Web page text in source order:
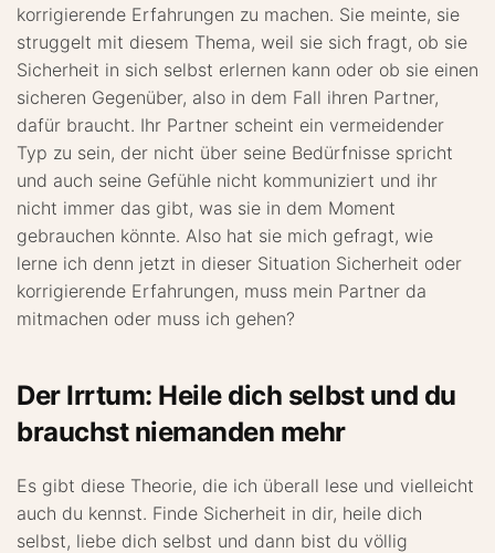
korrigierende Erfahrungen zu machen. Sie meinte, sie
struggelt mit diesem Thema, weil sie sich fragt, ob sie
Sicherheit in sich selbst erlernen kann oder ob sie einen
sicheren Gegenüber, also in dem Fall ihren Partner,
dafür braucht. Ihr Partner scheint ein vermeidender
Typ zu sein, der nicht über seine Bedürfnisse spricht
und auch seine Gefühle nicht kommuniziert und ihr
nicht immer das gibt, was sie in dem Moment
gebrauchen könnte. Also hat sie mich gefragt, wie
lerne ich denn jetzt in dieser Situation Sicherheit oder
korrigierende Erfahrungen, muss mein Partner da
mitmachen oder muss ich gehen?
Der Irrtum: Heile dich selbst und du
brauchst niemanden mehr
Es gibt diese Theorie, die ich überall lese und vielleicht
auch du kennst. Finde Sicherheit in dir, heile dich
selbst, liebe dich selbst und dann bist du völlig